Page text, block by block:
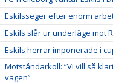
Eskilsseger efter enorm
Eskils slår ur underläge mot
Eskils herrar imponerade i
Motståndarkoll: ”Vi vill så
vägen”